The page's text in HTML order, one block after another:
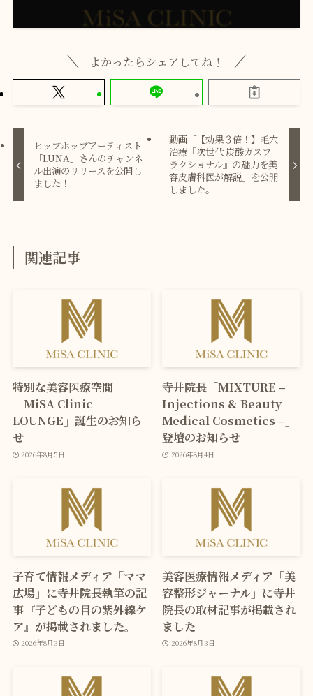
よかったらシェアしてね！
ヒップホップアーティスト
「LUNA」さんのチャンネ
ル出演のリリースを公開し
ました！
動画「【効果３倍！】毛穴
治療『次世代 炭酸ガスフ
ラクショナル』の魅力を美
容皮膚科医が解説」を公開
しました。
関連記事
特別な美容医療空間
「MiSA Clinic
LOUNGE」誕生のお知ら
せ
2026年8月5日
寺井院長「MIXTURE –
Injections & Beauty
Medical Cosmetics –」
登壇のお知らせ
2026年8月4日
子育て情報メディア「ママ
広場」に寺井院長執筆の記
事『子どもの目の紫外線ケ
ア』が掲載されました。
2026年8月3日
美容医療情報メディア「美
容整形ジャーナル」に寺井
院長の取材記事が掲載され
ました
2026年8月3日